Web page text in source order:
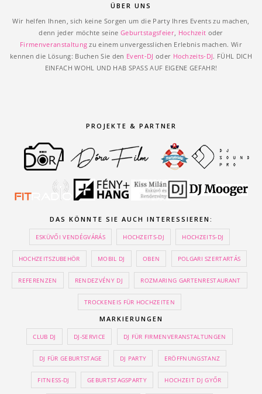
ÜBER UNS
Wir helfen Ihnen, sich keine Sorgen um die Party Ihres Events zu machen,
denn jeder möchte seine Geburtstagsfeier Hochzeit oder
Firmenveranstaltung zu einem unvergesslichen Erlebnis machen. Wir
kennen die Lösung: Buchen Sie den Event-DJ oder Hochzeits-DJ. FÜHL DICH
EINFACH WOHL UND HAB SPASS AUF EIGENE GEFAHR!
PROJEKTE & PARTNER
DAS KÖNNTE SIE AUCH INTERESSIEREN:
ESKÜVŐI VENDÉGVÁRÁS HOCHZEITS-DJ HOCHZEITS-DJ
HOCHZEITSZUBEHÖR MOBIL DJ OBEN POLGARI SZERTARTÁS
REFERENZEN RENDEZVÉNY DJ ROZMARING GARTENRESTAURANT
TROCKENEIS FÜR HOCHZEITEN
MARKIERUNGEN
CLUB DJ DJ-SERVICE DJ FÜR FIRMENVERANSTALTUNGEN
DJ FÜR GEBURTSTAGE DJ PARTY ERÖFFNUNGSTANZ
FITNESS-DJ GEBURTSTAGSPARTY HOCHZEIT DJ GYŐR